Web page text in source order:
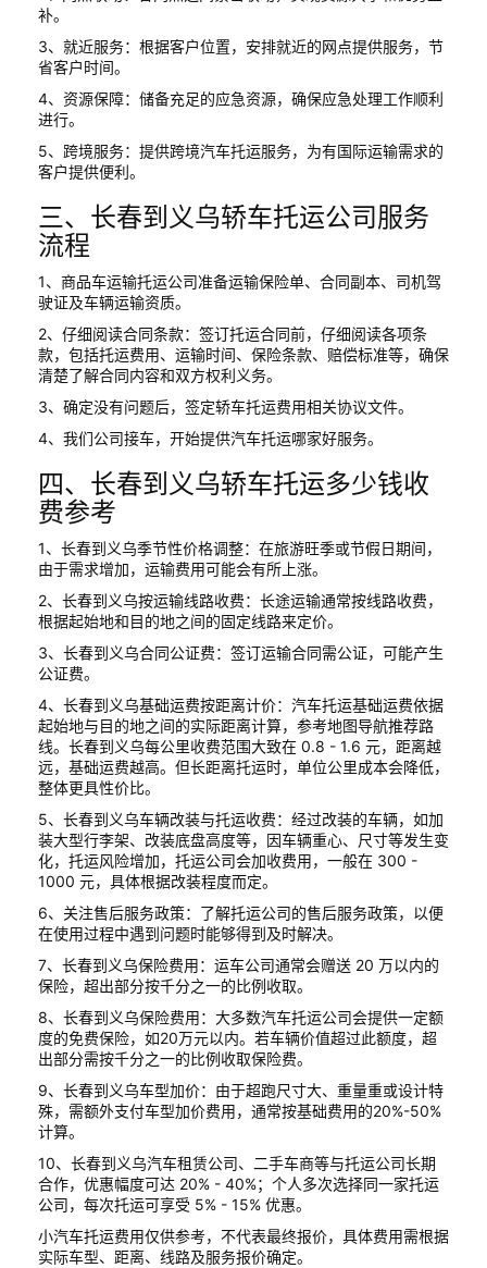
补。
3、就近服务：根据客户位置，安排就近的网点提供服务，节
省客户时间。
4、资源保障：储备充足的应急资源，确保应急处理工作顺利
进行。
5、跨境服务：提供跨境汽车托运服务，为有国际运输需求的
客户提供便利。
三、长春到义乌轿车托运公司服务
流程
1、商品车运输托运公司准备运输保险单、合同副本、司机驾
驶证及车辆运输资质。
2、仔细阅读合同条款：签订托运合同前，仔细阅读各项条
款，包括托运费用、运输时间、保险条款、赔偿标准等，确保
清楚了解合同内容和双方权利义务。
3、确定没有问题后，签定轿车托运费用相关协议文件。
4、我们公司接车，开始提供汽车托运哪家好服务。
四、长春到义乌轿车托运多少钱收
费参考
1、长春到义乌季节性价格调整：在旅游旺季或节假日期间，
由于需求增加，运输费用可能会有所上涨。
2、长春到义乌按运输线路收费：长途运输通常按线路收费，
根据起始地和目的地之间的固定线路来定价。
3、长春到义乌合同公证费：签订运输合同需公证，可能产生
公证费。
4、长春到义乌基础运费按距离计价：汽车托运基础运费依据
起始地与目的地之间的实际距离计算，参考地图导航推荐路
线。长春到义乌每公里收费范围大致在 0.8 - 1.6 元，距离越
远，基础运费越高。但长距离托运时，单位公里成本会降低，
整体更具性价比。
5、长春到义乌车辆改装与托运收费：经过改装的车辆，如加
装大型行李架、改装底盘高度等，因车辆重心、尺寸等发生变
化，托运风险增加，托运公司会加收费用，一般在 300 -
1000 元，具体根据改装程度而定。
6、关注售后服务政策：了解托运公司的售后服务政策，以便
在使用过程中遇到问题时能够得到及时解决。
7、长春到义乌保险费用：运车公司通常会赠送 20 万以内的
保险，超出部分按千分之一的比例收取。
8、长春到义乌保险费用：大多数汽车托运公司会提供一定额
度的免费保险，如20万元以内。若车辆价值超过此额度，超
出部分需按千分之一的比例收取保险费。
9、长春到义乌车型加价：由于超跑尺寸大、重量重或设计特
殊，需额外支付车型加价费用，通常按基础费用的20%-50%
计算。
10、长春到义乌汽车租赁公司、二手车商等与托运公司长期
合作，优惠幅度可达 20% - 40%；个人多次选择同一家托运
公司，每次托运可享受 5% - 15% 优惠。
小汽车托运费用仅供参考，不代表最终报价，具体费用需根据
实际车型、距离、线路及服务报价确定。